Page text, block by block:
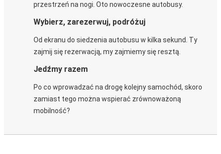
przestrzeń na nogi. Oto nowoczesne autobusy.
Wybierz, zarezerwuj, podróżuj
Od ekranu do siedzenia autobusu w kilka sekund. Ty
zajmij się rezerwacją, my zajmiemy się resztą.
Jedźmy razem
Po co wprowadzać na drogę kolejny samochód, skoro
zamiast tego można wspierać zrównoważoną
mobilność?